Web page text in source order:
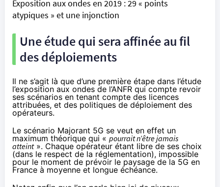
Exposition aux ondes en 2019 : 29 « points
atypiques » et une injonction
Une étude qui sera affinée au fil
des déploiements
Il ne s’agit là que d’une première étape dans l’étude
l’exposition aux ondes de l’ANFR qui compte revoir
ses scénarios en tenant compte des licences
attribuées, et des politiques de déploiement des
opérateurs.
Le scénario Majorant 5G se veut en effet un
maximum théorique qui « pourrait n’être jamais
atteint». Chaque opérateur étant libre de ses choix
(dans le respect de la réglementation), impossible
pour le moment de prévoir le paysage de la 5G en
France à moyenne et longue échéance.